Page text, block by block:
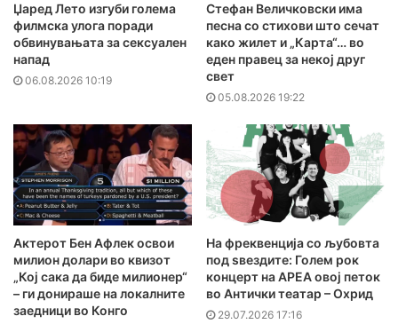
Џаред Лето изгуби голема
филмска улога поради
обвинувањата за сексуален
напад
06.08.2026 10:19
Стефан Величковски има
песна со стихови што сечат
како жилет и „Карта“… во
еден правец за некој друг
свет
05.08.2026 19:22
Актерот Бен Афлек освои
милион долари во квизот
„Кој сака да биде милионер“
– ги донираше на локалните
заедници во Конго
На фреквенција со љубовта
под ѕвездите: Голем рок
концерт на АРЕА овој петок
во Антички театар – Охрид
29.07.2026 17:16